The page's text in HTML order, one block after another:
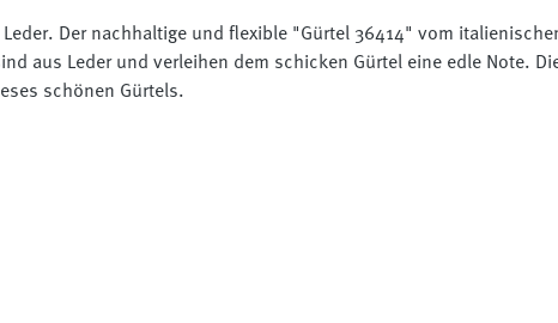
Der nachhaltige und flexible "Gürtel 36414" vom
aus Leder und verleihen dem schicken Gürtel eine edle Note.
schönen Gürtels.